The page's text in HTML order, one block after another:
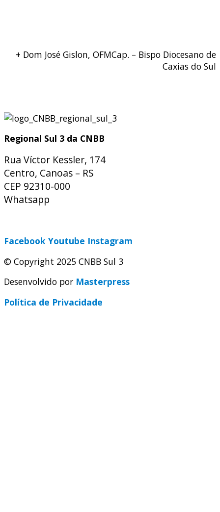
+ Dom José Gislon, OFMCap. – Bispo Diocesano de
Caxias do Sul
Regional Sul 3 da CNBB
Rua Víctor Kessler, 174
Centro, Canoas – RS
CEP 92310-000
Whatsapp
Facebook Youtube Instagram
© Copyright 2025 CNBB Sul 3
Desenvolvido por Masterpress
Política de Privacidade